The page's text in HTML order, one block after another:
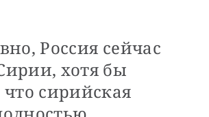
Россия сейчас
хотя бы
сирийская